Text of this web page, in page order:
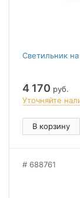
Светильник
4 170 руб.
Уточняйте
В корзину
688761